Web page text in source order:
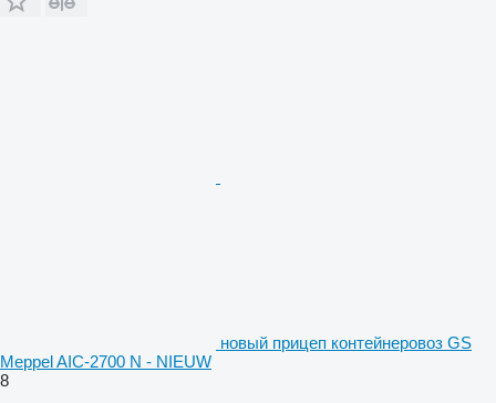
новый прицеп контейнеровоз GS
Meppel AIC-2700 N - NIEUW
8